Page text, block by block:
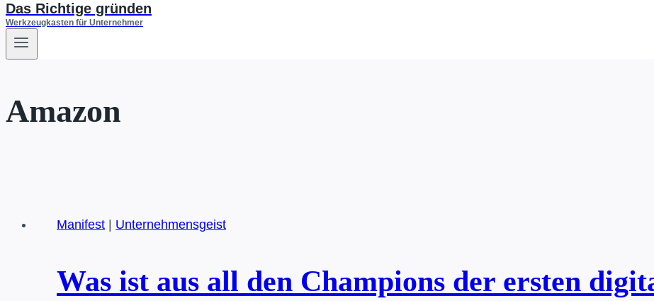
Das Richtige gründen
Werkzeugkasten für Unternehmer
Amazon
Manifest Unternehmensgeist
Was ist aus all den Champions der ersten